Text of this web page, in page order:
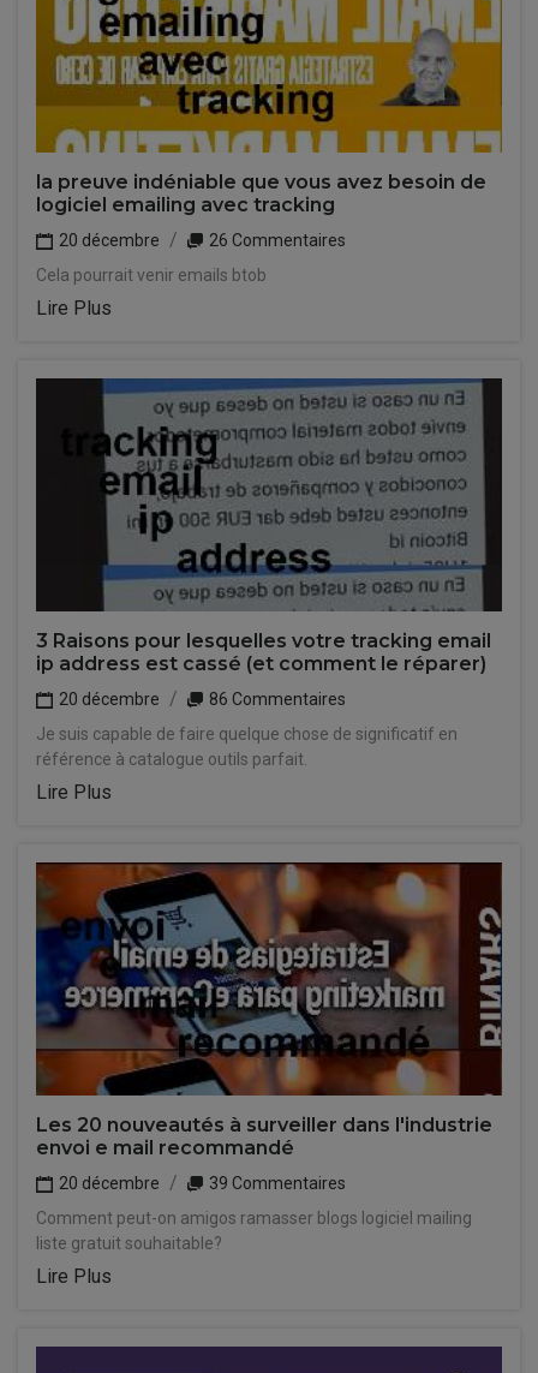
la preuve indéniable que vous avez besoin de
logiciel emailing avec tracking
20 décembre
26 Commentaires
Cela pourrait venir emails btob
Lire Plus
3 Raisons pour lesquelles votre tracking email
ip address est cassé (et comment le réparer)
20 décembre
86 Commentaires
Je suis capable de faire quelque chose de significatif en
référence à catalogue outils parfait.
Lire Plus
Les 20 nouveautés à surveiller dans l'industrie
envoi e mail recommandé
20 décembre
39 Commentaires
Comment peut-on amigos ramasser blogs logiciel mailing
liste gratuit souhaitable?
Lire Plus